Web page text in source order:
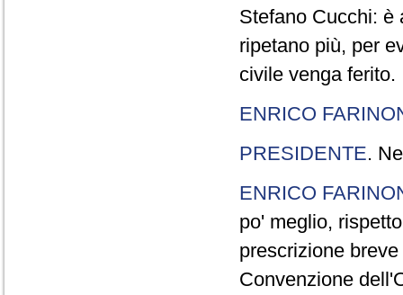
Stefano Cucchi: è
ripetano più, per
civile venga ferito.
ENRICO
PRESIDENTE.
ENRICO
po' meglio,
prescrizione
Convenzione